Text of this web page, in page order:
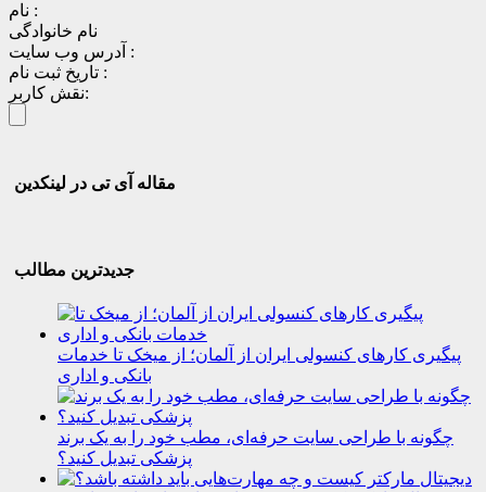
نام :
نام خانوادگی
آدرس وب سایت :
تاریخ ثبت نام :
نقش کاربر:
مقاله آی تی در لینکدین
جدیدترین مطالب
پیگیری کارهای کنسولی ایران از آلمان؛ از میخک تا خدمات
بانکی و اداری
چگونه با طراحی سایت حرفه‌ای، مطب خود را به یک برند
پزشکی تبدیل کنید؟